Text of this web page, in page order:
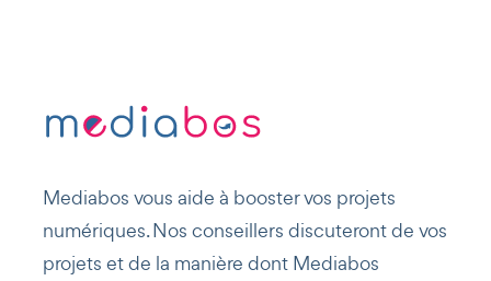
Mediabos vous aide à booster vos projets
numériques. Nos conseillers discuteront de vos
projets et de la manière dont Mediabos